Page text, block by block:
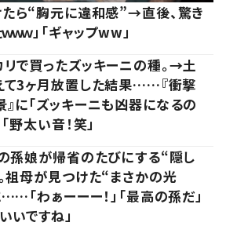
たら“胸元に違和感”→直後、驚き
ｗ」「ギャップww」
リで買ったズッキーニの種。→土
て3ヶ月放置した結果……『衝撃
』に「ズッキーニも凶器になるの
「野太い音！笑」
孫娘が帰省のたびにする“隠し
祖母が見つけた“まさかの光
「わぁーーー！」「最高の孫だ」
いですね」